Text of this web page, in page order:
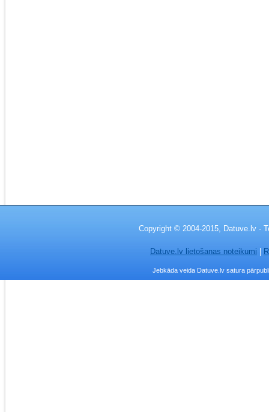
Copyright © 2004-2015, Datuve.lv -
Datuve.lv lietošanas noteikumi
Jebkāda veida Datuve.lv satura